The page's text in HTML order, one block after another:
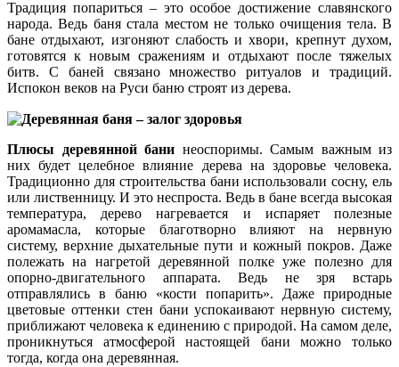
Традиция попариться – это особое достижение славянского
народа. Ведь баня стала местом не только очищения тела. В
бане отдыхают, изгоняют слабость и хвори, крепнут духом,
готовятся к новым сражениям и отдыхают после тяжелых
битв. С баней связано множество ритуалов и традиций.
Испокон веков на Руси баню строят из дерева.
Плюсы деревянной бани неоспоримы. Самым важным из
них будет целебное влияние дерева на здоровье человека.
Традиционно для строительства бани использовали сосну, ель
или лиственницу. И это неспроста. Ведь в бане всегда высокая
температура, дерево нагревается и испаряет полезные
аромамасла, которые благотворно влияют на нервную
систему, верхние дыхательные пути и кожный покров. Даже
полежать на нагретой деревянной полке уже полезно для
опорно-двигательного аппарата. Ведь не зря встарь
отправлялись в баню «кости попарить». Даже природные
цветовые оттенки стен бани успокаивают нервную систему,
приближают человека к единению с природой. На самом деле,
проникнуться атмосферой настоящей бани можно только
тогда, когда она деревянная.